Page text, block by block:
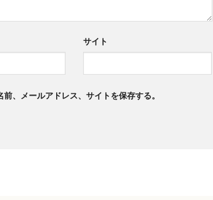
サイト
、メールアドレス、サイトを保存する。